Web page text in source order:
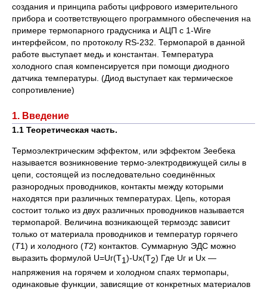
создания и принципа работы цифрового измерительного
прибора и соответствующего программного обеспечения на
примере термопарного градусника и АЦП с 1-Wire
интерфейсом, по протоколу RS-232. Термопарой в данной
работе выступает медь и константан. Температура
холодного спая компенсируется при помощи диодного
датчика температуры. (Диод выступает как термическое
сопротивление)
1. Введение
1.1 Теоретическая часть.
Термоэлектрическим эффектом, или эффектом Зеебека
называется возникновение термо-электродвижущей силы в
цепи, состоящей из последовательно соединённых
разнородных проводников, контакты между которыми
находятся при различных температурах. Цепь, которая
состоит только из двух различных проводников называется
термопарой. Величина возникающей термоэдс зависит
только от материала проводников и температур горячего
(T1) и холодного (T2) контактов. Суммарную ЭДС можно
выразить формулой U=Uг(T1)-Uх(T2) Где Uг и Uх —
напряжения на горячем и холодном спаях термопары,
одинаковые функции, зависящие от конкретных материалов